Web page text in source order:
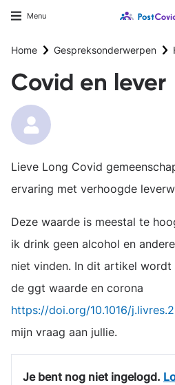
gaan
Menu
Home Gespreksonderwerpen
Covid en lever
Lieve Long Covid
ervaring met verhoogde
Deze waarde is meestal te
ik drink geen alcohol en
niet vinden. In dit artikel
de ggt waarde en corona
https://doi.org/10.1016/
mijn vraag aan jullie.
Je bent nog niet ingelogd.